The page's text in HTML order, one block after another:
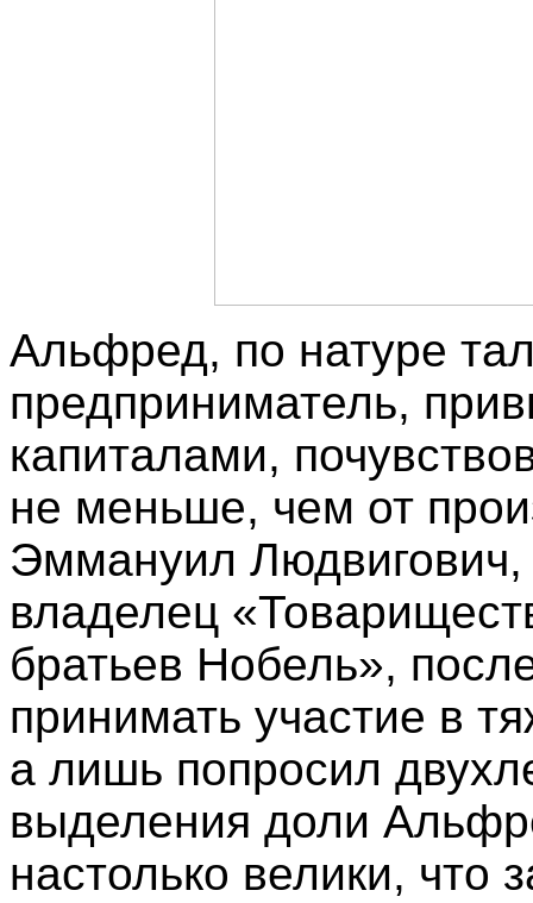
Альфред, по натуре
предприниматель,
капиталами,
не меньше, чем от
Эммануил Людвигович,
владелец
братьев Нобель»,
принимать участие в
а лишь попросил
выделения доли
настолько велики, что